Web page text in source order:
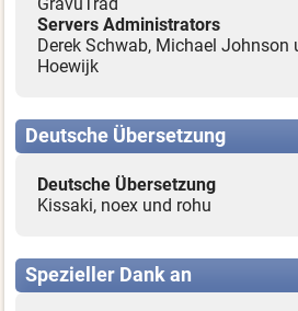
Servers Administrators
Derek Schwab, Michael Johnson
Hoewijk
Deutsche Übersetzung
Deutsche Übersetzung
Kissaki, noex und rohu
Spezieller Dank an